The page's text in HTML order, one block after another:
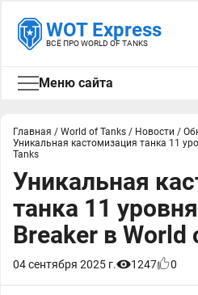
WOT Express
ВСЁ ПРО WORLD OF TANKS
Меню сайта
Главная / World of Tanks / Новости /
Уникальная кастомизация танка 11
Tanks
Уникальная
танка 11
Breaker в World
04 сентября 2025 г. 1247 0